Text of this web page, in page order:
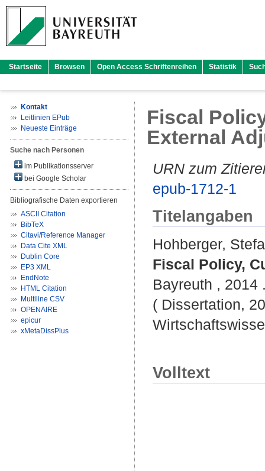
Startseite Browsen Open Access Schriftenreihen Statistik
Kontakt
Leitlinien EPub
Neueste Einträge
Suche nach Personen
im Publikationsserver
bei Google Scholar
Bibliografische Daten exportieren
ASCII Citation
BibTeX
Citavi/Reference Manager
Data Cite XML
Dublin Core
EP3 XML
EndNote
HTML Citation
Multiline CSV
OPENAIRE
epicur
xMetaDissPlus
Fiscal
External
URN zum
epub-1712-1
Titelangaben
Hohberger,
Fiscal Policy,
Bayreuth , 2014
( Dissertation,
Volltext